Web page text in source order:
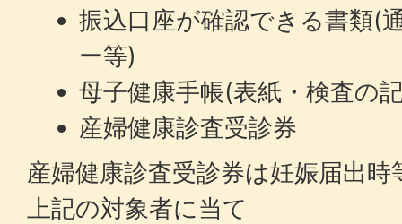
振込口座が確認できる書類(
ー等)
母子健康手帳(表紙・検査の
産婦健康診査受診券
産婦健康診査受診券は妊娠届出
上記の対象者に当て